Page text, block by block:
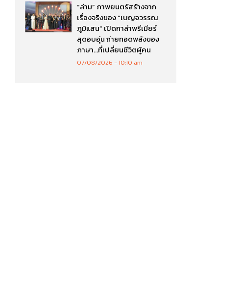
“ล่าม” ภาพยนตร์สร้างจาก
เรื่องจริงของ “เบญจวรรณ
ภูมิแสน” เปิดกาล่าพรีเมียร์
สุดอบอุ่น ถ่ายทอดพลังของ
ภาษา…ที่เปลี่ยนชีวิตผู้คน
07/08/2026 10:10 am